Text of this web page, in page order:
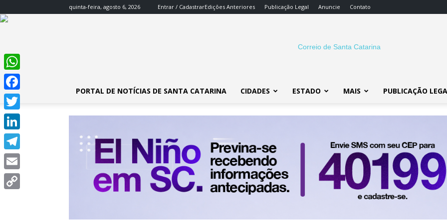
quinta-feira, agosto 6, 2026 Entrar / CadastrarEdições Anteriores Publicação Legal Anuncie Contato
SC
PORTAL DE NOTÍCIAS DE SANTA CATARINA CIDADES ESTADO MAIS PUBLICAÇÃO
WhatsApp
Facebook
Twitter
LinkedIn
Telegram
Email